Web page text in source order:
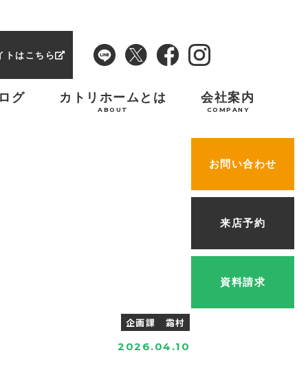
トはこちら
グ カトリホームとは
ABOUT
会社案内
COMPANY
お問い合わせ
来店予約
資料請求
企画課 霜村
2026.04.10